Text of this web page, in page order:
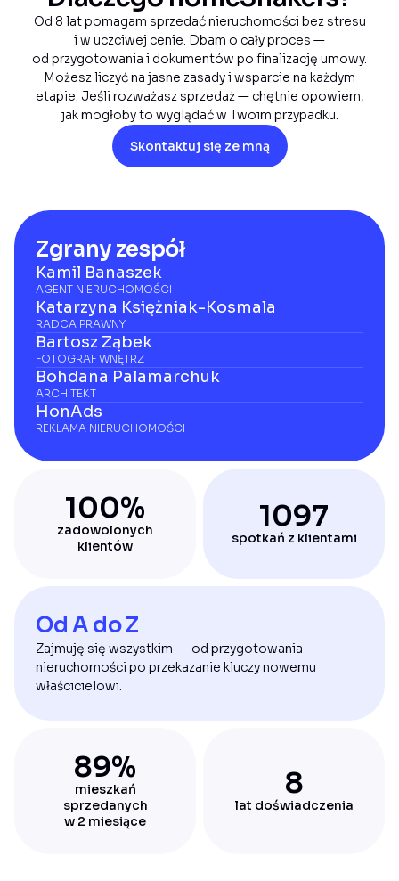
Od 8 lat pomagam sprzedać nieruchomości bez stresu
i w uczciwej cenie. Dbam o cały proces —
od przygotowania i dokumentów po finalizację umowy.
Możesz liczyć na jasne zasady i wsparcie na każdym
etapie. Jeśli rozważasz sprzedaż — chętnie opowiem,
jak mogłoby to wyglądać w Twoim przypadku.
Skontaktuj się ze mną
Zgrany zespół
Kamil Banaszek
AGENT NIERUCHOMOŚCI
Katarzyna Księżniak-Kosmala
RADCA PRAWNY
Bartosz Ząbek
FOTOGRAF WNĘTRZ
Bohdana Palamarchuk
ARCHITEKT
HonAds
REKLAMA NIERUCHOMOŚCI
Od A do Z
Zajmuję się wszystkim – od przygotowania
nieruchomości po przekazanie kluczy nowemu
właścicielowi.
100%
zadowolonych
klientów
89%
mieszkań
sprzedanych
w 2 miesiące
1097
spotkań z klientami
8
lat doświadczenia